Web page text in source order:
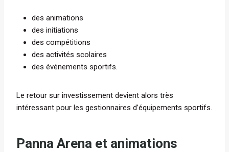
des animations
des initiations
des compétitions
des activités scolaires
des événements sportifs.
Le retour sur investissement devient alors très
intéressant pour les gestionnaires d’équipements sportifs.
Panna Arena et animations